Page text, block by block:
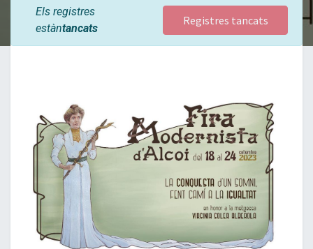
Els registres
estàntancats
Registres tancats